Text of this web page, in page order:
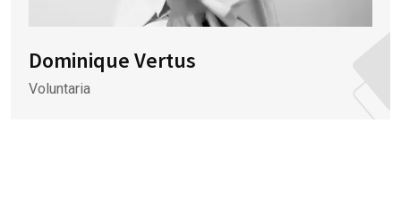
Dominique Vertus
Voluntaria